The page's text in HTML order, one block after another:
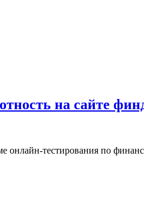
на сайте
онлайн-тестирования по